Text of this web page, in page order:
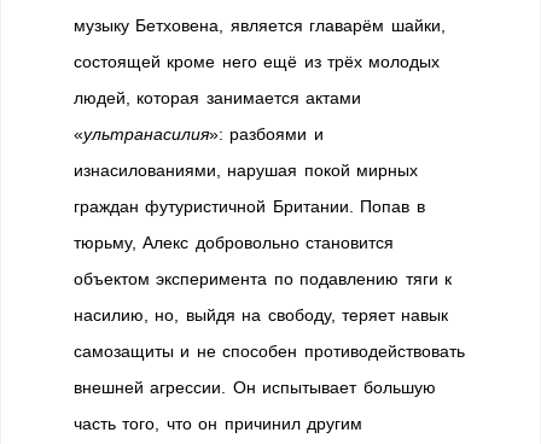
музыку Бетховена, является главарём шайки,
состоящей кроме него ещё из трёх молодых
людей, которая занимается актами
«ультранасилия»: разбоями и
изнасилованиями, нарушая покой мирных
граждан футуристичной Британии. Попав в
тюрьму, Алекс добровольно становится
объектом эксперимента по подавлению тяги к
насилию, но, выйдя на свободу, теряет навык
самозащиты и не способен противодействовать
внешней агрессии. Он испытывает большую
часть того, что он причинил другим